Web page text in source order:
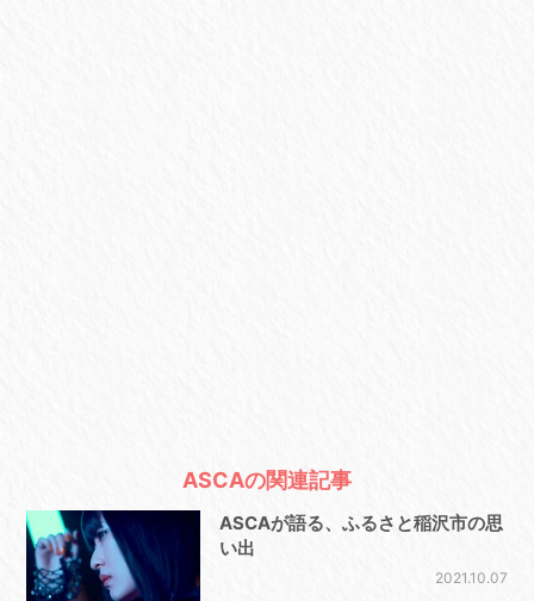
ASCAの関連記事
ASCAが語る、ふるさと稲沢市の思
い出
2021.10.07